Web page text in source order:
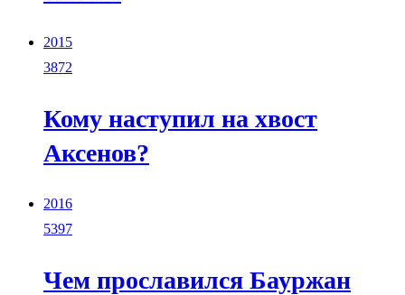
2015
3872
Кому наступил на хвост
Аксенов?
2016
5397
Чем прославился Бауржан